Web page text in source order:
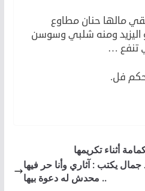
مالها حنان مطاوع
اليزيد ومنه شلبي وسوسن
تنفع …
فل.
أثناء تكريمها
يكتب : آثاري وأنا حر فيها
.. محدش له دعوة بيها